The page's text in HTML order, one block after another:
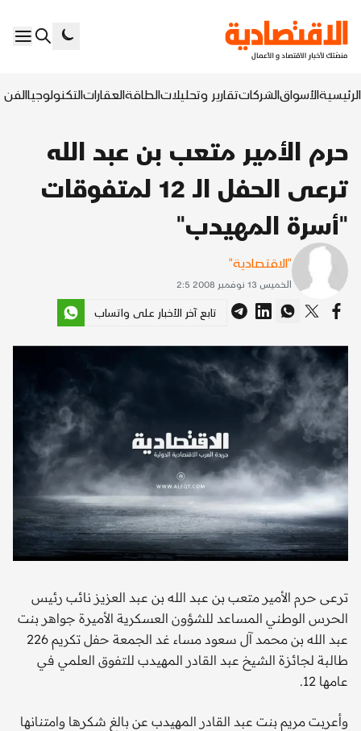
الرئيسيةالأسواقالشركاتتقارير وتحليلاتالطاقةالعقاراتالتكنولوجياالفن
حرم الأمير متعب بن عبد الله
ترعى الحفل الـ 12 لمتفوقات
"أسرة المهيدب"
"الاقتصادية"
الخميس 13 نوفمبر 2008 2:5
تابع آخر الأخبار على واتساب
ترعى حرم الأمير متعب بن عبد الله بن عبد العزيز نائب رئيس
الحرس الوطني المساعد للشؤون العسكرية الأميرة جواهر بنت
عبد الله بن محمد آل سعود مساء غد الجمعة حفل تكريم 226
طالبة لجائزة الشيخ عبد القادر المهيدب للتفوق العلمي في
عامها 12.
وأعربت مريم بنت عبد القادر المهيدب عن بالغ شكرها وامتنانها